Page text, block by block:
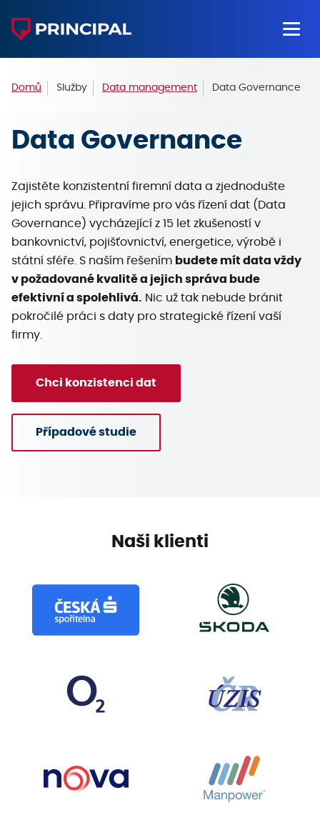
Domů Služby Data management Data Governance
Data Governance
Zajistěte konzistentní firemní data a zjednodušte
jejich správu. Připravíme pro vás řízení dat (Data
Governance) vycházející z 15 let zkušeností v
bankovnictví, pojišťovnictví, energetice, výrobě i
státní sféře. S naším řešením budete mít data vždy
v požadované kvalitě a jejich správa bude
efektivní a spolehlivá. Nic už tak nebude bránit
pokročilé práci s daty pro strategické řízení vaší
firmy.
Chci konzistenci dat
Případové studie
Naši klienti